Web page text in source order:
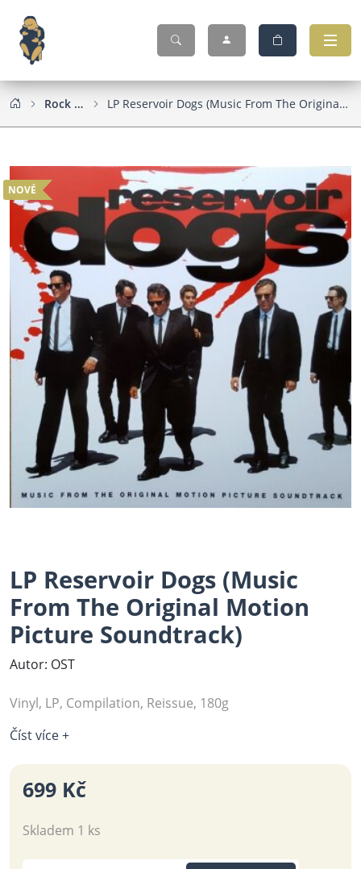
Rock & Pop LP Reservoir Dogs (Music From The Original Motion Picture Soundtrack)
NOVÉ
LP Reservoir Dogs (Music
From The Original Motion
Picture Soundtrack)
Autor: OST
Vinyl, LP, Compilation, Reissue, 180g
Číst více +
699 Kč
Skladem 1 ks